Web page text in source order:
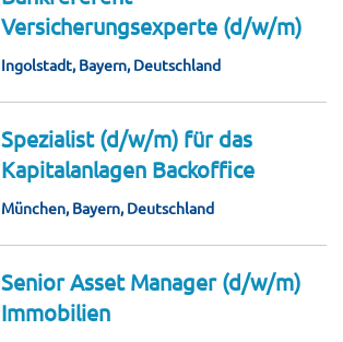
Versicherungsexperte (d/w/m)
Ingolstadt, Bayern, Deutschland
Spezialist (d/w/m) für das
Kapitalanlagen Backoffice
München, Bayern, Deutschland
Senior Asset Manager (d/w/m)
Immobilien